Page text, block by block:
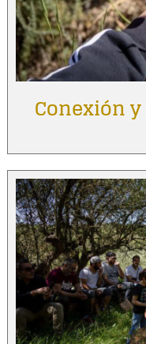
Conexión